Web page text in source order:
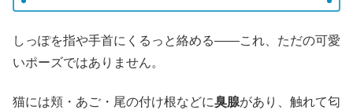
しっぽを指や手首にくるっと絡める――これ、ただの可愛
いポーズではありません。
猫には頬・あご・尾の付け根などに臭腺があり、触れて匂